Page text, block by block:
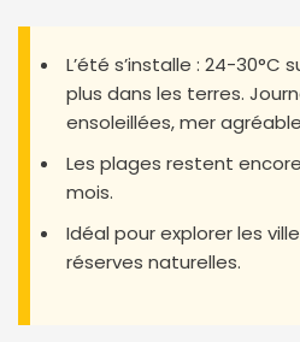
L’été s’installe : 24-30°C
plus dans les terres.
ensoleillées, mer
Les plages restent
mois.
Idéal pour explorer les
réserves naturelles.